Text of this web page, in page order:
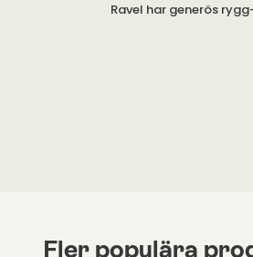
Ravel har generös
Fler populära